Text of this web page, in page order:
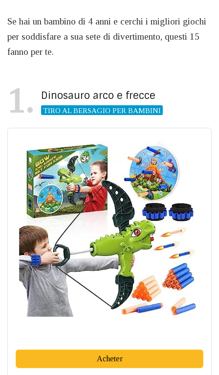
Se hai un bambino di 4 anni e cerchi i migliori giochi
per soddisfare a sua sete di divertimento, questi 15
fanno per te.
1 Dinosauro arco e frecce
TIRO AL BERSAGIO PER BAMBINI
Acheter